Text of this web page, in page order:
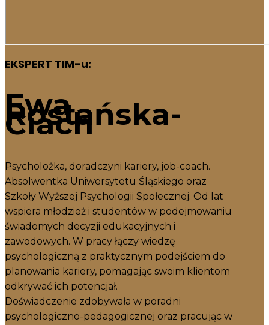
EKSPERT TIM-u:
Ewa
Rostańska-
Ciach
Psycholożka, doradczyni kariery, job-coach.
Absolwentka Uniwersytetu Śląskiego oraz
Szkoły Wyższej Psychologii Społecznej. Od lat
wspiera młodzież i studentów w podejmowaniu
świadomych decyzji edukacyjnych i
zawodowych. W pracy łączy wiedzę
psychologiczną z praktycznym podejściem do
planowania kariery, pomagając swoim klientom
odkrywać ich potencjał.
Doświadczenie zdobywała w poradni
psychologiczno-pedagogicznej oraz pracując w